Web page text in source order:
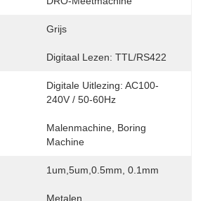
Grijs
Digitaal Lezen: TTL/RS422
Digitale Uitlezing: AC100-
240V / 50-60Hz
Malenmachine, Boring
Machine
1um,5um,0.5mm, 0.1mm
Metalen